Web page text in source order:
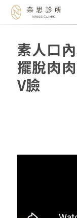
content
素人口
擺脫肉
V臉